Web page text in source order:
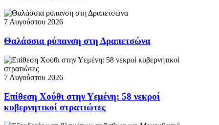
7 Αυγούστου 2026
Θαλάσσια ρύπανση στη Δραπετσώνα
7 Αυγούστου 2026
Επίθεση Χούθι στην Υεμένη: 58 νεκροί
κυβερνητικοί στρατιώτες